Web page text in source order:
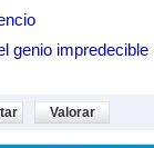
genio impredecible
Valorar